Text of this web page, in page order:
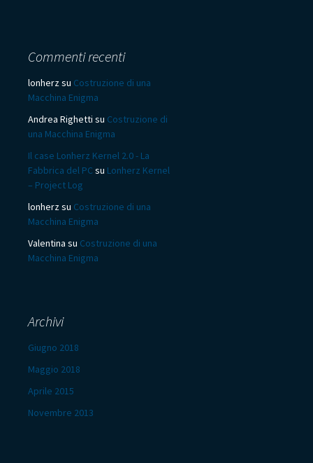
Commenti recenti
lonherzsu Costruzione di una
Macchina Enigma
Andrea Righetti su Costruzione di
una Macchina Enigma
Il case Lonherz Kernel 2.0 - La
Fabbrica del PCsu Lonherz Kernel
– Project Log
lonherzsu Costruzione di una
Macchina Enigma
Valentina su Costruzione di una
Macchina Enigma
Archivi
Giugno 2018
Maggio 2018
Aprile 2015
Novembre 2013